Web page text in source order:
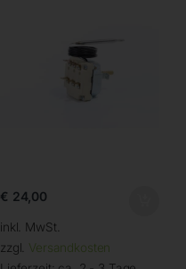
€ 24,00
inkl. MwSt.
zzgl. Versandkosten